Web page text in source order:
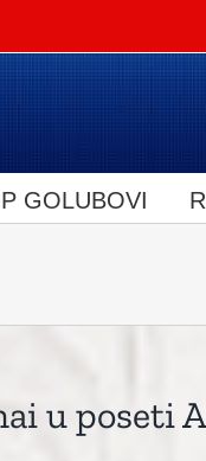
GOLUBOVI
u poseti